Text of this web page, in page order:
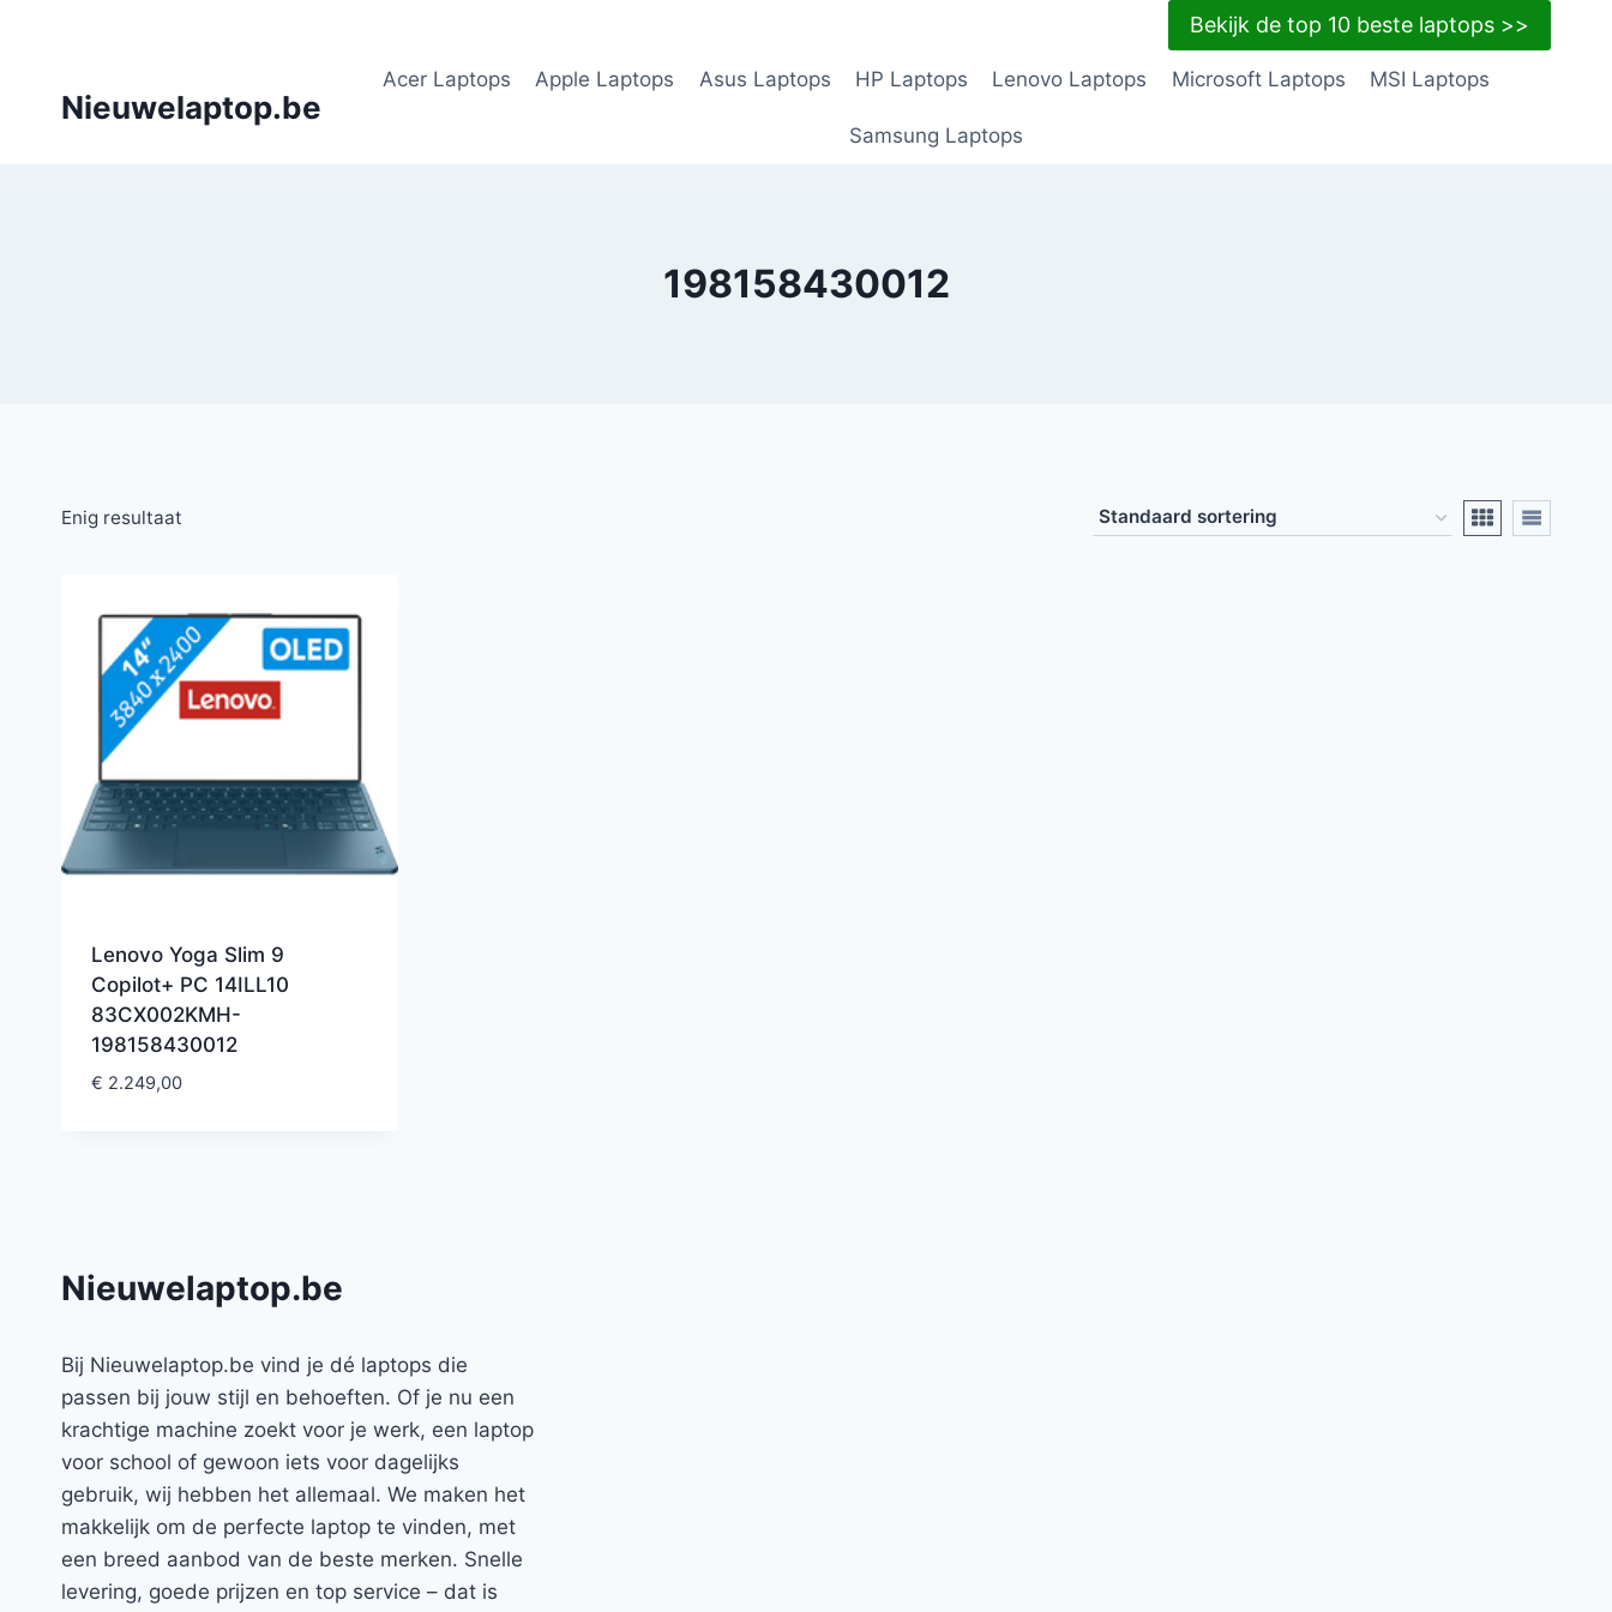
Bekijk de top 10 beste laptops >>
Nieuwelaptop.be
Acer Laptops Apple Laptops Asus Laptops HP Laptops Lenovo Laptops Microsoft Laptops MSI Laptops
Samsung Laptops
198158430012
Enig resultaat
Lenovo Yoga Slim 9
Copilot+ PC 14ILL10
83CX002KMH-
198158430012
€ 2.249,00
Nieuwelaptop.be
Bij Nieuwelaptop.be vind je dé laptops die
passen bij jouw stijl en behoeften. Of je nu een
krachtige machine zoekt voor je werk, een laptop
voor school of gewoon iets voor dagelijks
gebruik, wij hebben het allemaal. We maken het
makkelijk om de perfecte laptop te vinden, met
een breed aanbod van de beste merken. Snelle
levering, goede prijzen en top service – dat is